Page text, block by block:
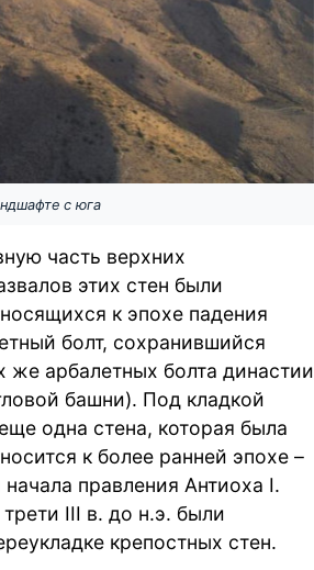
с юга
часть верхних
этих стен были
к эпохе падения
болт, сохранившийся
арбалетных болта династии
башни). Под кладкой
одна стена, которая была
к более ранней эпохе –
правления Антиоха I.
III в. до н.э. были
крепостных стен.